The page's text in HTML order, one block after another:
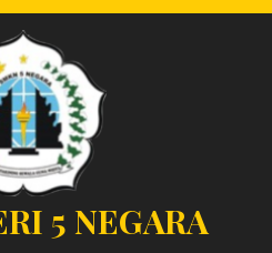
5 NEGARA